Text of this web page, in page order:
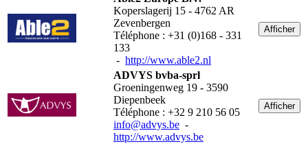
Koperslagerij 15 - 4762 AR
Zevenbergen
Téléphone : +31 (0)168 - 331
133
- http://www.able2.nl
Afficher
ADVYS bvba-sprl
Groeningenweg 19 - 3590
Diepenbeek
Téléphone : +32 9 210 56 05
info@advys.be -
http://www.advys.be
Afficher